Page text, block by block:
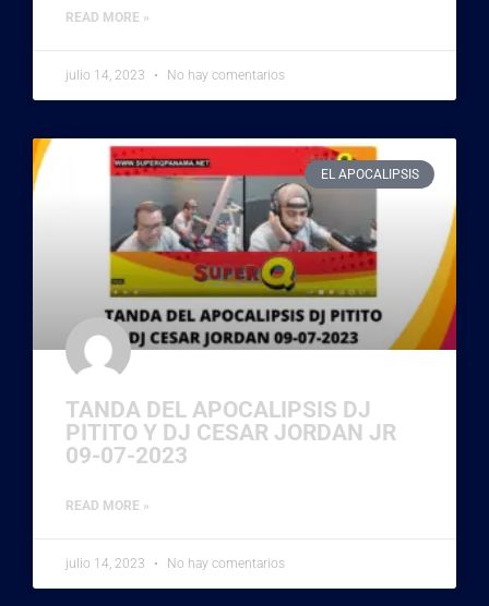
READ MORE »
julio 14, 2023 No hay comentarios
EL APOCALIPSIS
TANDA DEL APOCALIPSIS DJ
PITITO Y DJ CESAR JORDAN JR
09-07-2023
READ MORE »
julio 14, 2023 No hay comentarios